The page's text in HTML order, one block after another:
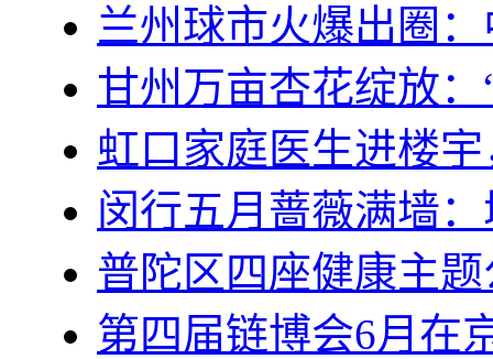
兰州球市火爆出圈
甘州万亩杏花绽放：
虹口家庭医生进楼
闵行五月蔷薇满墙
普陀区四座健康主
第四届链博会6月在